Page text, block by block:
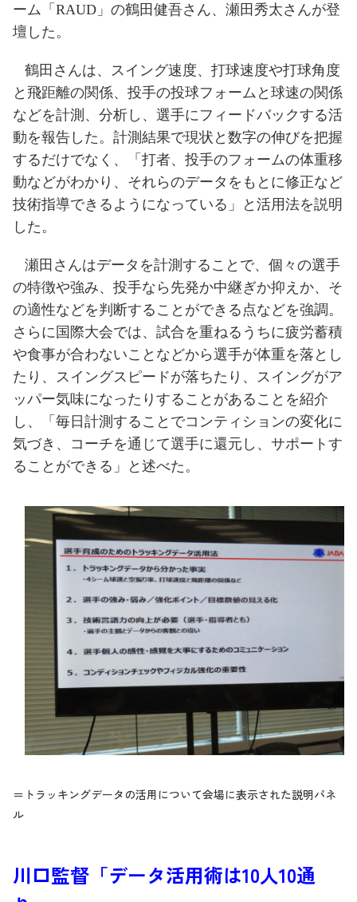
ーム「 RAUD 」の鶴田健吾さん、瀬田秀太さんが登
壇した。
鶴田さんは、スイング速度、打球速度や打球角度
と飛距離の関係、投手の投球フォームと球速の関係
などを計測、分析し、選手にフィードバックする活
動を報告した。計測結果で現状と数字の伸びを把握
するだけでなく、「打者、投手のフォームの体重移
動などがわかり、それらのデータをもとに修正など
技術指導できるようになっている」と活用法を説明
した。
瀬田さんはデータを計測することで、個々の選手
の特徴や強み、投手なら先発か中継ぎか抑えか、そ
の適性などを判断することができる点などを強調。
さらに国際大会では、試合を重ねるうちに疲労蓄積
や食事が合わないことなどから選手が体重を落とし
たり、スイングスピードが落ちたり、スイングがア
ッパー気味になったりすることがあることを紹介
し、「毎日計測することでコンティションの変化に
気づき、コーチを通じて選手に還元し、サポートす
ることができる」と述べた。
＝トラッキングデータの活用について会場に表示された説明パネ
ル
川口監督「データ活用術は10人10通